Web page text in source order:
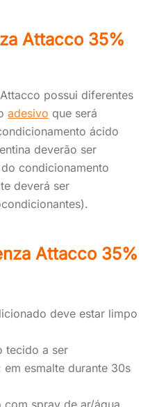
Attacco 35%
possui diferentes
adesivo que será
ácido
deverão ser
condicionamento
deverá ser
Attacco 35%
deve estar limpo
tecido a ser
esmalte durante 30s
com spray de ar/água